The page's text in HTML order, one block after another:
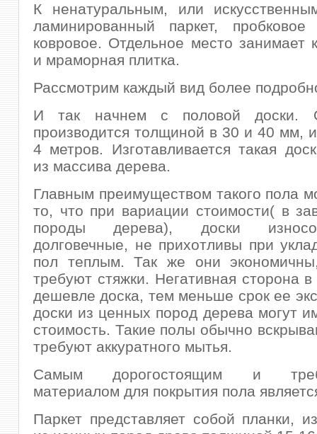
К ненатуральным, или
ламинированный паркет,
ковровое. Отдельное место занимает
и мраморная плитка.
Рассмотрим каждый вид более
И так начнем с половой доски.
производится толщиной в 30 и 40 мм,
4 метров. Изготавливается такая
из массива дерева.
Главным преимуществом такого пола
то, что при вариации стоимости( в
породы дерева), доски
долговечные, не прихотливы при
пол теплым. Так же они
требуют стяжки. Негативная сторона
дешевле доска, тем меньше срок ее
доски из ценных пород дерева могут
стоимость. Такие полы обычно
требуют аккуратного мытья.
Самым дорогостоящим и
материалом для покрытия пола
Паркет представляет собой планки,